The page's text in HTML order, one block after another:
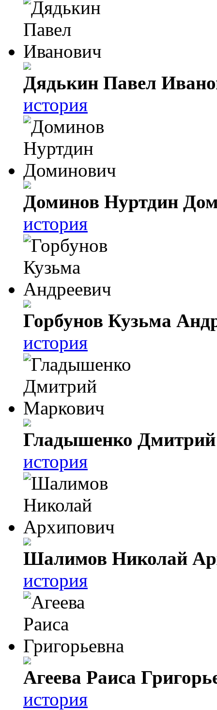
Дядькин Павел
история
Доминов Нуртдин
история
Горбунов Кузьма
история
Гладышенко
история
Шалимов Николай
история
Агеева Раиса
история